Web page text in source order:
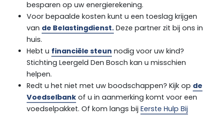
besparen op uw energierekening.
Voor bepaalde kosten kunt u een toeslag krijgen
van de Belastingdienst. Deze partner zit bij ons in
huis.
Hebt u financiële steun nodig voor uw kind?
Stichting Leergeld Den Bosch kan u misschien
helpen.
Redt u het niet met uw boodschappen? Kijk op de
Voedselbank of u in aanmerking komt voor een
voedselpakket. Of kom langs bij Eerste Hulp Bij